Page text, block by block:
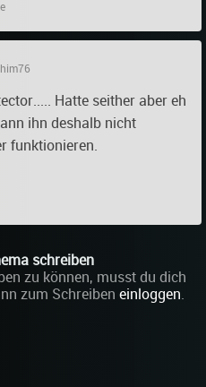
Hatte seither aber eh
ihn deshalb nicht
funktionieren.
schreiben
zu können, musst du dich
zum Schreiben einloggen.